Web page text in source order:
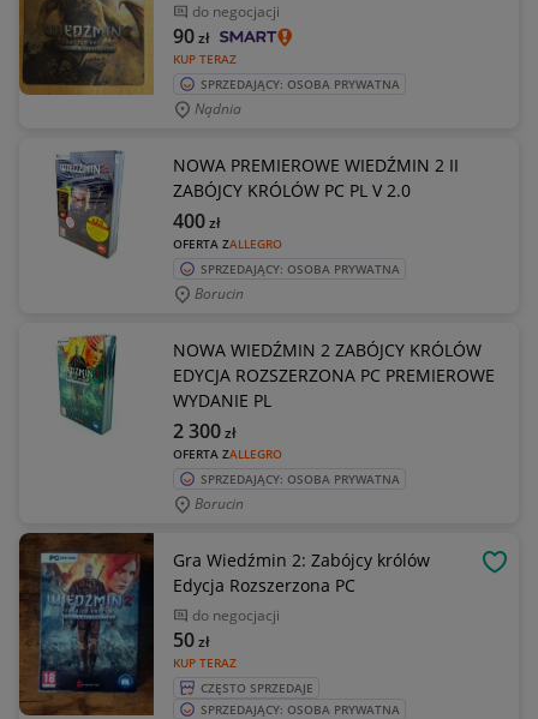
do negocjacji
KUP TERAZ
90zł
SPRZEDAJĄCY: OSOBA PRYWATNA
Nądnia
NOWA PREMIEROWE WIEDŹMIN 2 II
ZABÓJCY KRÓLÓW PC PL V 2.0
OFERTA ZALLEGRO
400zł
SPRZEDAJĄCY: OSOBA PRYWATNA
Borucin
NOWA WIEDŹMIN 2 ZABÓJCY KRÓLÓW
EDYCJA ROZSZERZONA PC PREMIEROWE
WYDANIE PL
OFERTA ZALLEGRO
2 300zł
SPRZEDAJĄCY: OSOBA PRYWATNA
Borucin
Gra Wiedźmin 2: Zabójcy królów
Edycja Rozszerzona PC
do negocjacji
KUP TERAZ
50zł
CZĘSTO SPRZEDAJE
SPRZEDAJĄCY: OSOBA PRYWATNA